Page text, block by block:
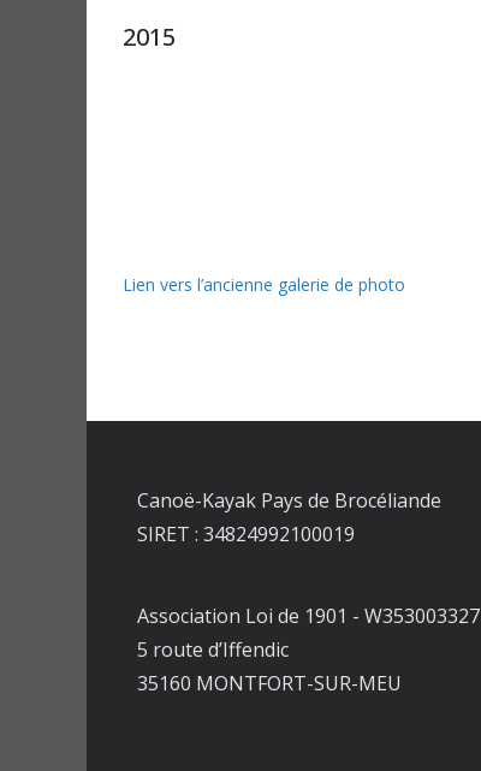
2015
Lien vers l’ancienne galerie de photo
Canoë-Kayak Pays de Brocéliande
SIRET : 34824992100019
Association Loi de 1901 - W353003327
5 route d’Iffendic
35160 MONTFORT-SUR-MEU